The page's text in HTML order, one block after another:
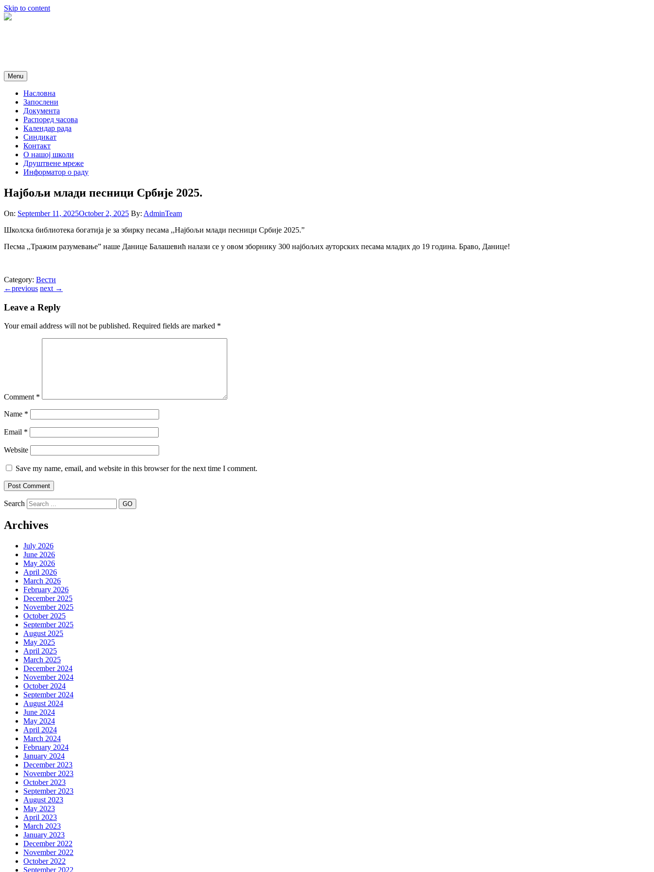
Skip to content
Menu
Насловна
Запослени
Документа
Распоред часова
Календар рада
Синдикат
Контакт
O нашој школи
Друштвене мреже
Информатор о раду
Најбољи млади песници Србије 2025.
On: September 11, 2025October 2, 2025 By: AdminTeam
Школска библиотека богатија је за збирку песама ,,Најбољи млади песници Србије 2025.”
Песма ,,Тражим разумевање” наше Данице Балашевић налази се у овом зборнику 300 најбољих ауторских песама младих до 19 година. Браво, Данице!
Category: Вести
←previous next →
Leave a Reply
Your email address will not be published. Required fields are marked *
Comment *
Name *
Email *
Website
Save my name, email, and website in this browser for the next time I comment.
Search
Archives
July 2026
June 2026
May 2026
April 2026
March 2026
February 2026
December 2025
November 2025
October 2025
September 2025
August 2025
May 2025
April 2025
March 2025
December 2024
November 2024
October 2024
September 2024
August 2024
June 2024
May 2024
April 2024
March 2024
February 2024
January 2024
December 2023
November 2023
October 2023
September 2023
August 2023
May 2023
April 2023
March 2023
January 2023
December 2022
November 2022
October 2022
September 2022